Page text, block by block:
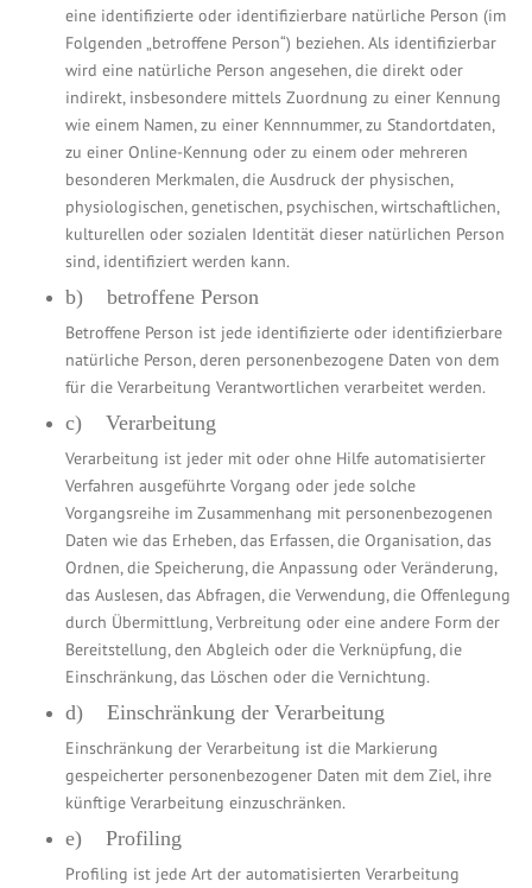
eine identifizierte oder identifizierbare natürliche Person (im
Folgenden „betroffene Person“) beziehen. Als identifizierbar
wird eine natürliche Person angesehen, die direkt oder
indirekt, insbesondere mittels Zuordnung zu einer Kennung
wie einem Namen, zu einer Kennnummer, zu Standortdaten,
zu einer Online-Kennung oder zu einem oder mehreren
besonderen Merkmalen, die Ausdruck der physischen,
physiologischen, genetischen, psychischen, wirtschaftlichen,
kulturellen oder sozialen Identität dieser natürlichen Person
sind, identifiziert werden kann.
b) betroffene Person
Betroffene Person ist jede identifizierte oder identifizierbare
natürliche Person, deren personenbezogene Daten von dem
für die Verarbeitung Verantwortlichen verarbeitet werden.
c) Verarbeitung
Verarbeitung ist jeder mit oder ohne Hilfe automatisierter
Verfahren ausgeführte Vorgang oder jede solche
Vorgangsreihe im Zusammenhang mit personenbezogenen
Daten wie das Erheben, das Erfassen, die Organisation, das
Ordnen, die Speicherung, die Anpassung oder Veränderung,
das Auslesen, das Abfragen, die Verwendung, die Offenlegung
durch Übermittlung, Verbreitung oder eine andere Form der
Bereitstellung, den Abgleich oder die Verknüpfung, die
Einschränkung, das Löschen oder die Vernichtung.
d) Einschränkung der Verarbeitung
Einschränkung der Verarbeitung ist die Markierung
gespeicherter personenbezogener Daten mit dem Ziel, ihre
künftige Verarbeitung einzuschränken.
e) Profiling
Profiling ist jede Art der automatisierten Verarbeitung